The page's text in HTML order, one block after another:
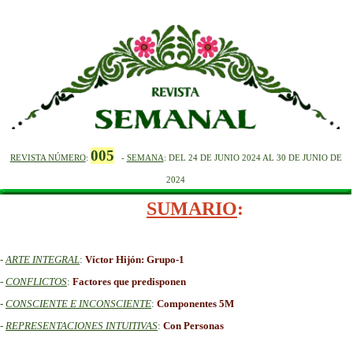
REVISTA NÚMERO: 005 - SEMANA: DEL 24 DE JUNIO 2024 AL 30 DE JUNIO DE
2024
SUMARIO:
- ARTE INTEGRAL: Víctor Hijón: Grupo-1
- CONFLICTOS: Factores que predisponen
- CONSCIENTE E INCONSCIENTE: Componentes 5M
- REPRESENTACIONES INTUITIVAS: Con Personas